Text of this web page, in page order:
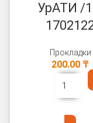
УрАТИ /
Прокладки
200.00 ₸